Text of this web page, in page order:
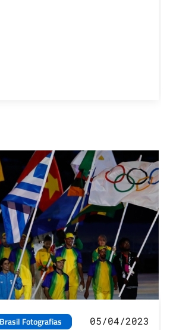
Fotografias 05/04/2023